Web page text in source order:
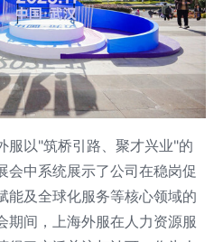
服以"筑桥引路、聚才兴业"的
会中系统展示了公司在稳岗促
能及全球化服务等核心领域的
期间，上海外服在人力资源服